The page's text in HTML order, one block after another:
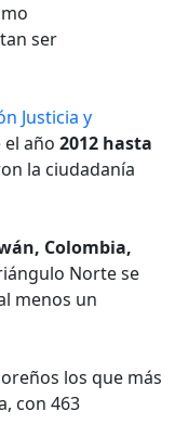
ser
Justicia y
año 2012 hasta
la ciudadanía
Colombia,
Norte se
menos un
los que más
con 463